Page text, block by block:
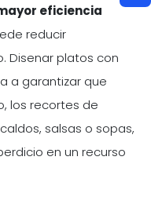
eficiencia
reducir
Disenar platos con
a garantizar que
los recortes de
salsas o sopas,
en un recurso